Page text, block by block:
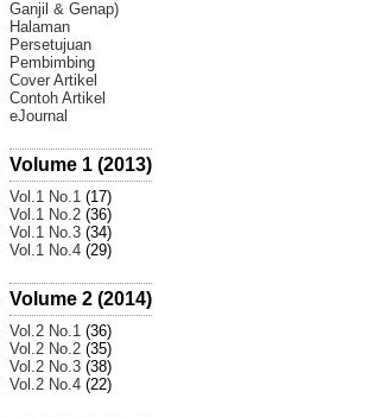
Ganjil & Genap)
Halaman
Persetujuan
Pembimbing
Cover Artikel
Contoh Artikel
eJournal
Volume 1 (2013)
Vol.1 No.1 (17)
Vol.1 No.2 (36)
Vol.1 No.3 (34)
Vol.1 No.4 (29)
Volume 2 (2014)
Vol.2 No.1 (36)
Vol.2 No.2 (35)
Vol.2 No.3 (38)
Vol.2 No.4 (22)